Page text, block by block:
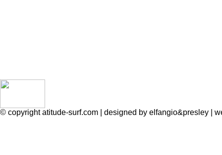
© copyright atitude-surf.com | designed by elfangio&presley |